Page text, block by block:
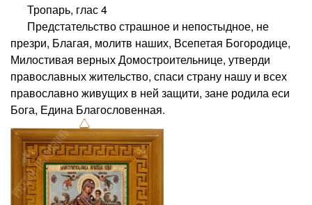
Тропарь, глас 4
Предстательство страшное и непостыдное, не
презри, Благая, молитв наших, Всепетая Богородице,
Милостивая верных Домостроительнице, утверди
православных жительство, спаси страну нашу и всех
православно живущих в ней защити, зане родила еси
Бога, Едина Благословенная.